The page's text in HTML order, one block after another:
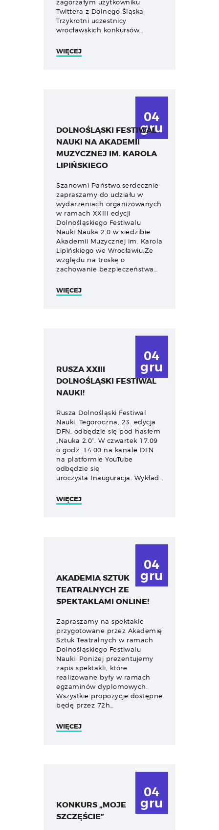
zagorzałym użytkowniku
Twittera z Dolnego Śląska
Trzykrotni uczestnicy
wrocławskich konkursów…
WIĘCEJ
04
gru
DOLNOŚLĄSKI FESTIWAL
NAUKI NA AKADEMII
MUZYCZNEJ IM. KAROLA
LIPIŃSKIEGO
Szanowni Państwo,serdecznie
zapraszamy do udziału w
wydarzeniach organizowanych
w ramach XXIII edycji
Dolnośląskiego Festiwalu
Nauki Nauka 2.0 w siedzibie
Akademii Muzycznej im. Karola
Lipińskiego we Wrocławiu.Ze
względu na troskę o
zachowanie bezpieczeństwa…
WIĘCEJ
04
gru
RUSZA XXIII
DOLNOŚLĄSKI FESTIWAL
NAUKI!
Rusza Dolnośląski Festiwal
Nauki. Tegoroczna, 23. edycja
DFN, odbędzie się pod hasłem
„Nauka 2.0”. W czwartek 17.09
o godz. 14:00 na kanale DFN
na platformie YouTube
odbędzie się
uroczysta Inauguracja. Wykład…
WIĘCEJ
04
gru
AKADEMIA SZTUK
TEATRALNYCH ZE
SPEKTAKLAMI ONLINE!
Zapraszamy na spektakle
przygotowane przez Akademię
Sztuk Teatralnych w ramach
Dolnośląskiego Festiwalu
Nauki! Poniżej prezentujemy
zapis spektakli, które
realizowane były w ramach
egzaminów dyplomowych.
Wszystkie propozycje dostępne
będę przez 72h…
WIĘCEJ
04
gru
KONKURS „MOJE
SZCZĘŚCIE”